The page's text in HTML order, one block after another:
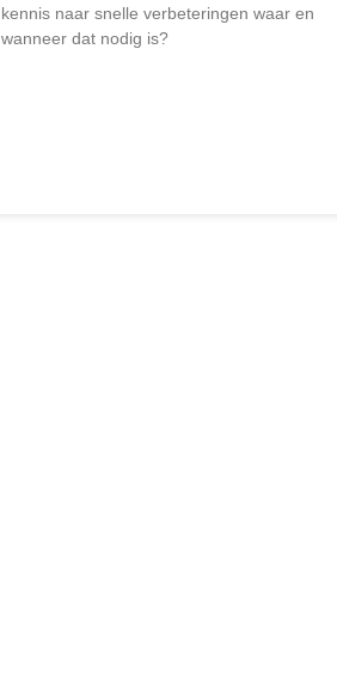
kennis naar snelle verbeteringen waar en
wanneer dat nodig is?